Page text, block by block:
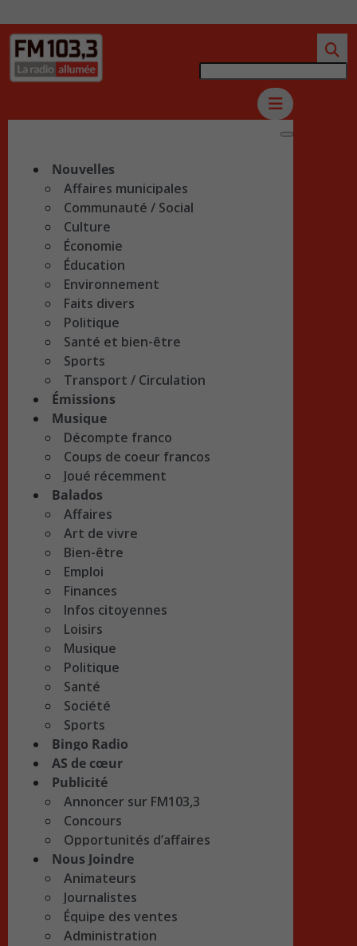
Nouvelles
Affaires municipales
Communauté / Social
Culture
Économie
Éducation
Environnement
Faits divers
Politique
Santé et bien-être
Sports
Transport / Circulation
Émissions
Musique
Décompte franco
Coups de coeur francos
Joué récemment
Balados
Affaires
Art de vivre
Bien-être
Emploi
Finances
Infos citoyennes
Loisirs
Musique
Politique
Santé
Société
Sports
Bingo Radio
AS de cœur
Publicité
Annoncer sur FM103,3
Concours
Opportunités d’affaires
Nous Joindre
Animateurs
Journalistes
Équipe des ventes
Administration